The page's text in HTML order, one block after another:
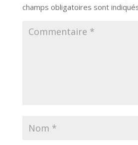
champs obligatoires sont